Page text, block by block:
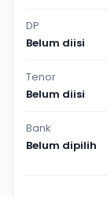
DP
Belum diisi
Tenor
Belum diisi
Bank
Belum dipilih